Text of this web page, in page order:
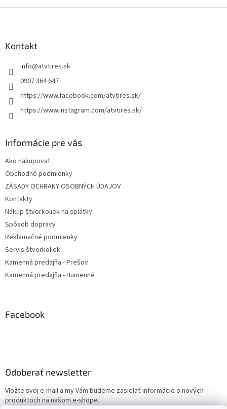
Kontakt
info@atvtires.sk
0907 364 647
https://www.facebook.com/atvtires.sk/
https://www.instagram.com/atvtires.sk/
Informácie pre vás
Ako nakupovať
Obchodné podmienky
ZÁSADY OCHRANY OSOBNÝCH ÚDAJOV
Kontakty
Nákup štvorkoliek na splátky
Spôsob dopravy
Reklamačné podmienky
Servis štvorkoliek
Kamenná predajňa - Prešov
Kamenná predajňa - Humenné
Facebook
Odoberať newsletter
Vložte svoj e-mail a my Vám budeme zasielať informácie o nových
produktoch na našom e-shope.